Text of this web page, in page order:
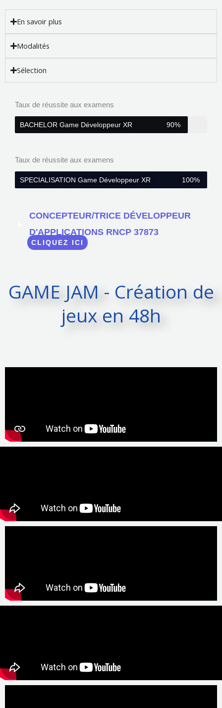
En savoir plus
Modalités
Sélection
Taux de réussite aux examens
BACHELOR Game Développeur XR 90%
Taux de réussite aux examens
SPECIALISATION Game Développeur XR 100%
CONCEPTEUR/TRICE DÉVELOPPEUR
D'APPLICATIONS RNCP 37873
CLIQUEZ ICI
GAME JAM - Création de
jeux en 48h